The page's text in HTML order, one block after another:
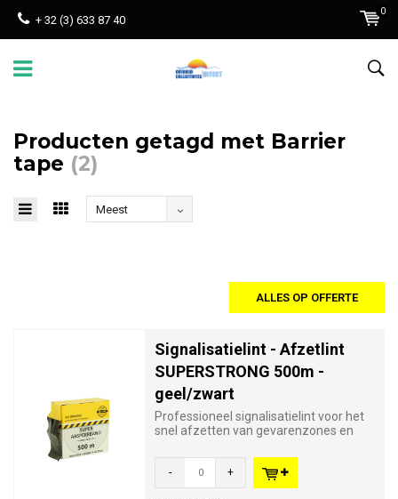
+ 32 (3) 633 87 40
0
Producten getagd met Barrier
tape (2)
Meest
ALLES OP OFFERTE
Signalisatielint - Afzetlint
SUPERSTRONG 500m -
geel/zwart
Professioneel signalisatielint voor het
snel afzetten van gevarenzones en
- +